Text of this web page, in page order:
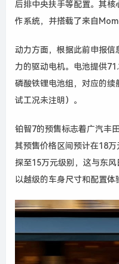
后排中央扶手等配置。其
作系统，并搭载了来自
动力方面，根据此前申报信
力的驱动电机。电池提供
磷酸铁锂电池组，对应的续
试工况未注明）。
铂智7的预售标志着广汽丰
其预售价格区间预计在18
探至15万元级别，这与东
以越级的车身尺寸和配置体